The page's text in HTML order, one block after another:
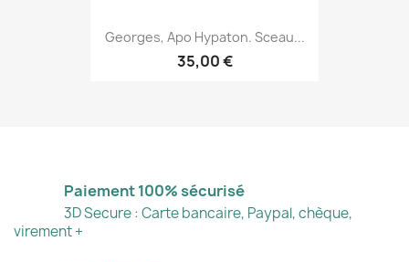
Georges, Apo Hypaton. Sceau...
35,00 €
Paiement 100% sécurisé
3D Secure : Carte bancaire, Paypal, chèque,
virement +